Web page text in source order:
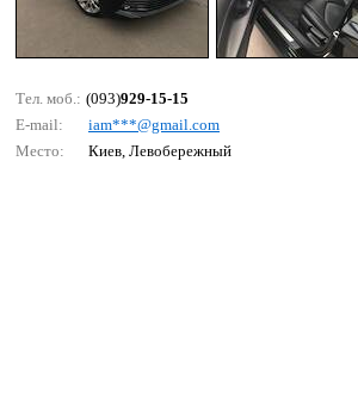
Тел. моб.: (093)929-15-15
E-mail:
iаm***@gmаil.соm
Место:
Киев, Левобережный